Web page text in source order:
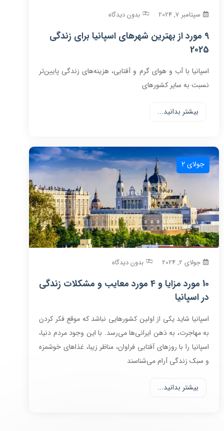
سپتامبر 7, 2024 بدون دیدگاه
9 مورد از بهترین شهرهای اسپانیا برای زندگی
2025
اسپانیا با آب و هوای گرم و آفتابی، هزینه‌های زندگی پایین‌تر
نسبت به سایر کشورهای
بیشتر بدانید...
جولای 2
جولای 2, 2024 بدون دیدگاه
10 مورد مزایا و 4 مورد معایب و مشکلات زندگی
در اسپانیا
اسپانیا شاید یکی از اولین کشورهایی نباشد که موقع فکر کردن
به مهاجرت، به ذهن ایرانی‌ها می‌رسد. با این وجود مردم دنیا،
اسپانیا را با روزهای آفتابی فراوان، مناظر زیبا، غذاهای خوشمزه
و سبک زندگی آرام می‌شناسند
بیشتر بدانید...